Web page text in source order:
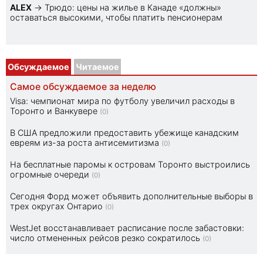
ALEX → Трюдо: цены на жилье в Канаде «должны»
оставаться высокими, чтобы платить пенсионерам
Обсуждаемое Читаемое
Самое обсуждаемое за неделю
Visa: чемпионат мира по футболу увеличил расходы в
Торонто и Ванкувере (0)
В США предложили предоставить убежище канадским
евреям из-за роста антисемитизма (0)
На бесплатные паромы к островам Торонто выстроились
огромные очереди (0)
Сегодня Форд может объявить дополнительные выборы в
трех округах Онтарио (0)
WestJet восстанавливает расписание после забастовки:
число отмененных рейсов резко сократилось (0)